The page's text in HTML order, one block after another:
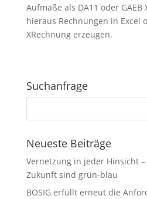
Aufmaße als DA11 oder
hieraus Rechnungen in Excel
XRechnung erzeugen.
Suchanfrage
Neueste Beiträge
Vernetzung in jeder Hinsicht
Zukunft sind grün-blau
BOSIG erfüllt erneut die